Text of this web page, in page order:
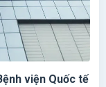
viện Quốc tế